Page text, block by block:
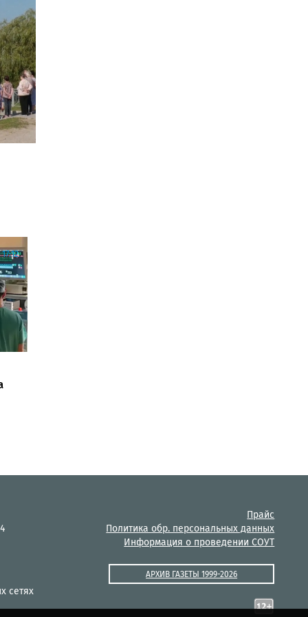
17:12
сетях
Прайс
Политика обр. персональных данных
Информация о проведении СОУТ
АРХИВ ГАЗЕТЫ 1999-2026